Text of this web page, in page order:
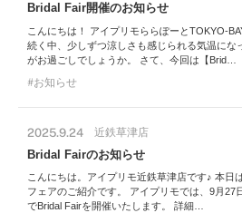
Bridal Fair開催のお知らせ
こんにちは！ アイプリモららぽーとTOKYO-
続く中、少しずつ涼しさも感じられる気温にな
がお過ごしでしょうか。 さて、今回は【Brid…
お知らせ
2025.9.24 近鉄草津店
Bridal Fairのお知らせ
こんにちは。アイプリモ近鉄草津店です♪ 本日
フェアのご紹介です。 アイプリモでは、9月27
でBridal Fairを開催いたします。 詳細…